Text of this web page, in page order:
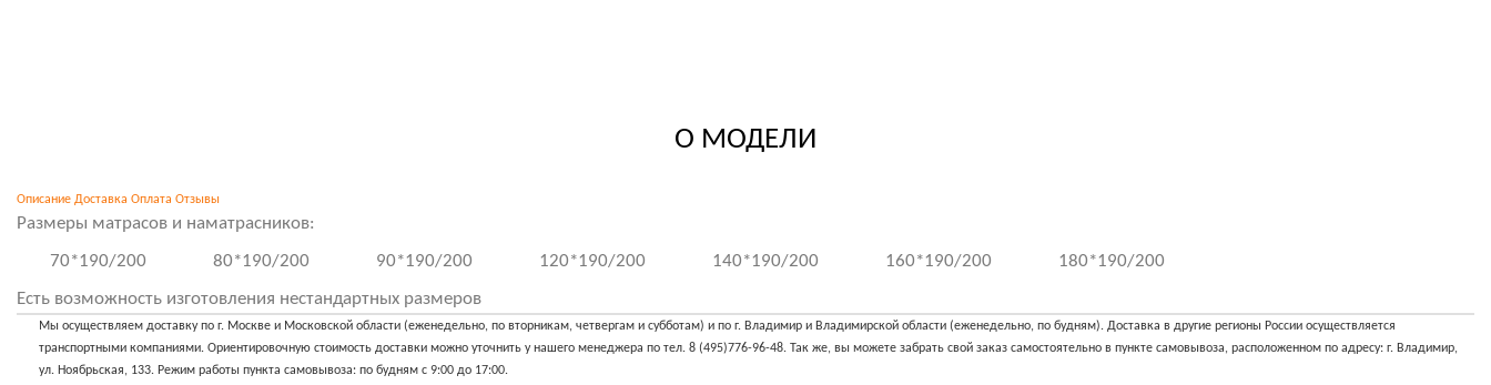
О МОДЕЛИ
Описание Доставка Оплата Отзывы
Размеры матрасов и наматрасников:
70*190/200
80*190/200 90*190/200 120*190/200 140*190/200 160*190/200
180*190/200
Есть возможность изготовления нестандартных размеров
Мы осуществляем доставку по г. Москве и Московской области (еженедельно, по вторникам, четвергам и субботам) и по г. Владимир и Владимирской области (еженедельно, по будням). Доставка в другие регионы России осуществляется
транспортными компаниями. Ориентировочную стоимость доставки можно уточнить у нашего менеджера по тел. 8 (495)776-96-48. Так же, вы можете забрать свой заказ самостоятельно в пункте самовывоза, расположенном по адресу: г. Владимир,
ул. Ноябрьская, 133. Режим работы пункта самовывоза: по будням с 9:00 до 17:00.